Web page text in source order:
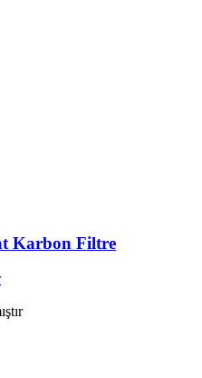
Karbon Filtre